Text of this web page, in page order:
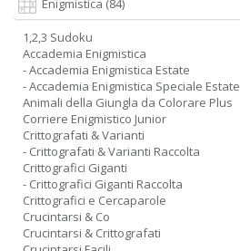
Enigmistica (84)
1,2,3 Sudoku
Accademia Enigmistica
- Accademia Enigmistica Estate
- Accademia Enigmistica Speciale Estate
Animali della Giungla da Colorare Plus
Corriere Enigmistico Junior
Crittografati & Varianti
- Crittografati & Varianti Raccolta
Crittografici Giganti
- Crittografici Giganti Raccolta
Crittografici e Cercaparole
Crucintarsi & Co
Crucintarsi & Crittografati